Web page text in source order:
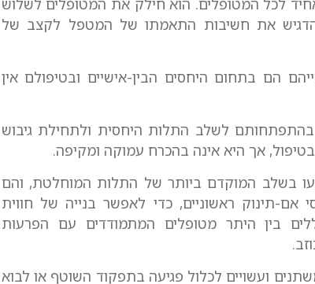
אחיד לכל המטופלים. הוא חילק את המטופלים לשלוש
את חשיבות התאמתו של המטפל לקצב של
הם בתחום היחסים הבין-אישיים ובטיפולם אין
בהתפתחותם לשלב התלות היחסית ולתחילת גיבוש
אך היא אינה בהכרח עמוקה ומקיפה.
בשלב המוקדם ביותר של התלות המוחלטת, והם
אם-תינוק ראשוניים, כדי לאפשר בנייה של חווית
בין היתר מטופלים המתמודדים עם הפרעות
ועשויים לכלול פגיעה בתפקוד השוטף או לבוא